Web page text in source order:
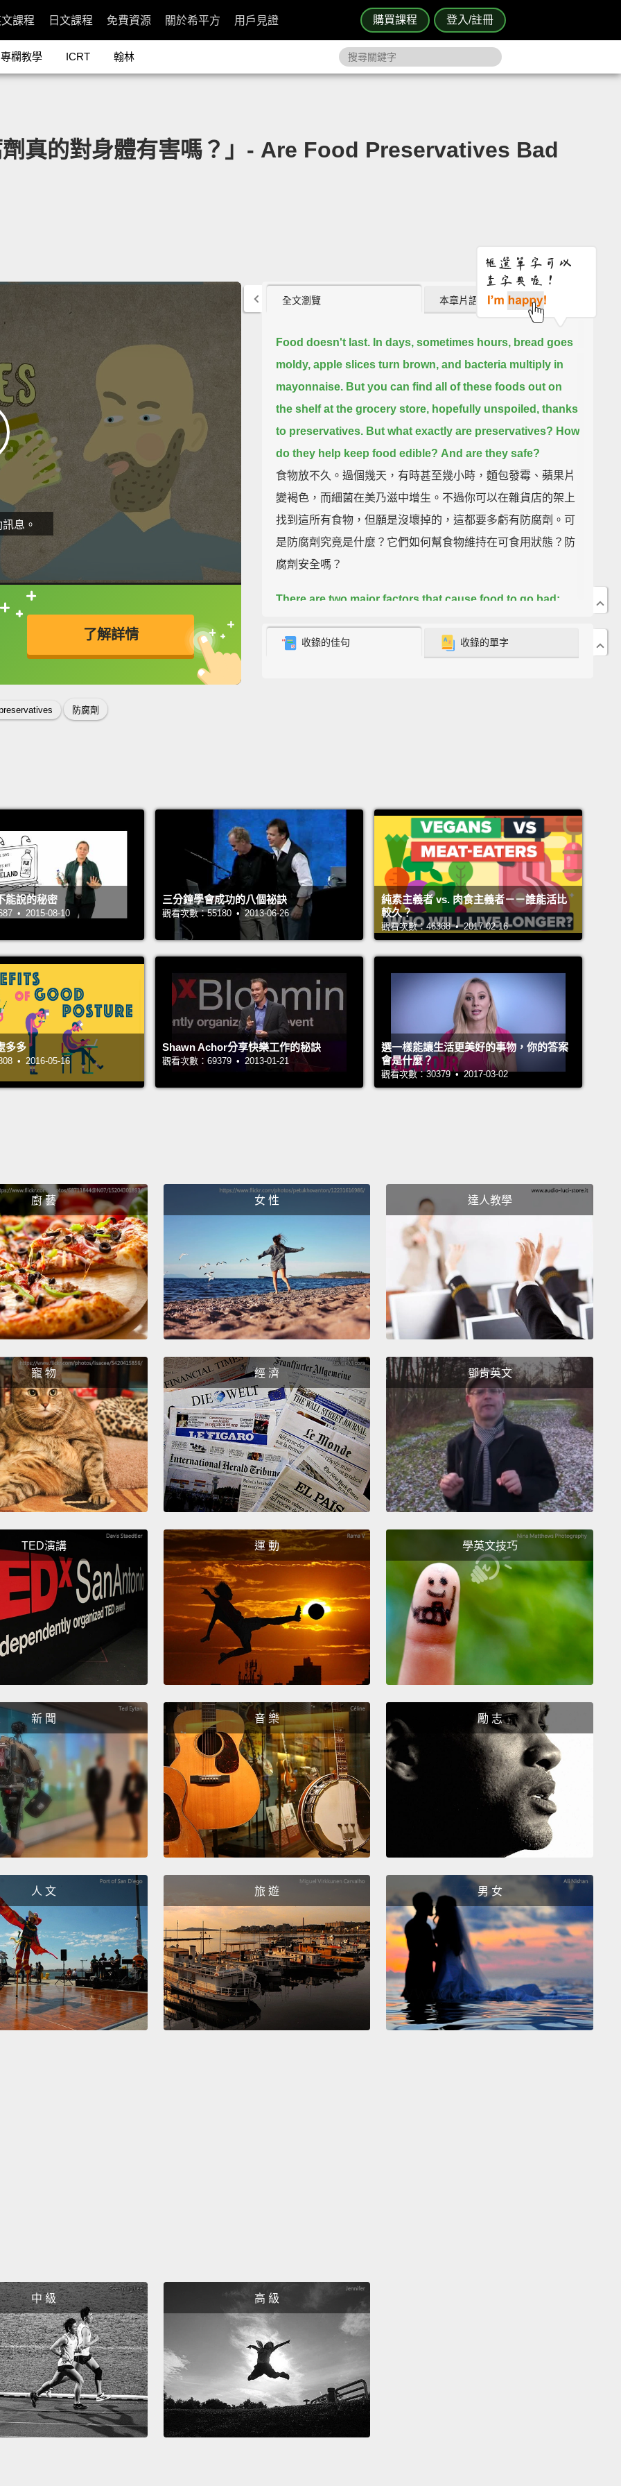
購買課程 登入/註冊
課程 日文課程 免費資源 關於希平方 用戶見證
專欄教學 ICRT 翰林
真的對身體有害嗎？」- Are Food Preservatives Bad
息。
了解詳情
接查字典喔！
英
防腐劑
全文瀏覽 本章片語 (10)
Food doesn't last. In days, sometimes hours, bread goes
moldy, apple slices turn brown, and bacteria multiply in
mayonnaise. But you can find all of these foods out on
the shelf at the grocery store, hopefully unspoiled, thanks
to preservatives. But what exactly are preservatives? How
do they help keep food edible? And are they safe?
食物放不久。過個幾天，有時甚至幾小時，麵包發霉、蘋果片
變褐色，而細菌在美乃滋中增生。不過你可以在雜貨店的架上
找到這所有食物，但願是沒壞掉的，這都要多虧有防腐劑。可
是防腐劑究竟是什麼？它們如何幫食物維持在可食用狀態？防
腐劑安全嗎？
There are two major factors that cause food to go bad:
invade food and feed off its nutrients. Some of these can
真菌那類微生物入侵食物並靠裡面的養分繁殖。這其中一些微
生物會引發疾病，像是李斯特菌和肉毒桿菌中毒。其它則只會
把可食用的食物變成難聞、黏糊糊又長滿霉菌的噁心東西。同
時，氧化作用是酵素或自由基在食物分子中引起的一種化學變
化，那會讓脂肪臭酸還會讓農產品變褐色，例如蘋果和馬鈴
薯。防腐劑可以防止這兩種腐敗現象發生。
bacteria could run rampant in food. So we found ways to
create an inhospitable environment for microbes.
example, making the food more acidic unravels enzymes
that microbes need to survive. And some types of
bacteria can actually help. For thousands of years, people
foods also populate your digestive track with beneficial
在人工冷藏技術出現前，真菌和細菌會在食物中肆虐。於是我
們找尋方法來創造出對微生物不友善的環境。好比說，將食物
用得酸一點會破壞微生物存活所需的酵素。而有些種類的細菌
其實可以發揮作用。數千年來，人們利用生成乳酸的細菌來保
存食物。這種酸將易變質的蔬菜和牛奶變成能存放更久的食
食物也會讓你的消化道充滿好菌。
Many synthetic preservatives are also acids: benzoic acid
in salad dressing, sorbic acid in cheese, and propionic
acid in baked goods.
Are they safe?
Some studies
suggest that benzoates, related to benzoic acid,
contribute to hyperactive behavior. But the results aren't
conclusive. Otherwise, these acids seem to perfectly safe.
許多合成防腐劑也是酸類：沙拉醬中的苯甲酸、起司中的山梨
酸，還有烘焙食品中的丙酸。它們安全嗎？有一些研究指出，
和苯甲酸有關的苯甲酸鹽會造成過動。不過研究結果並非定
論。除此之外，這些酸類似乎十分安全。
Another antimicrobial strategy is to add a lot of sugar, like
in jam, or salt, like in salted meats.
Sugar and salt hold on
to water that microbes need to grow
and actually suck
moisture out of any cells that may be hanging around,
thus destroying them. Of course, too much sugar and salt
can increase your risk of heart disease, diabetes, and
high blood pressure,
so these preservatives are best in
moderation.
其它抗菌策略是添加大量的糖，像果醬，或是鹽，像是醃肉。
糖和鹽會抓住微生物生長所需的水份，並真的將周遭任何細胞
中的水分吸乾，進而將它們摧毀。當然，太多糖和鹽可能會增
加你罹患心臟疾病、糖尿病和高血壓的風險，所以這些防腐劑
Antimicrobial nitrates and nitrites, often found in cured
meats, ward off the bacteria that cause botulism, but they
may cause other health problems.
Some studies linking
cured meats to cancer have suggested that these
preservatives may be the culprit. Meanwhile, antioxidant
有些芳香族化合物是抗氧化劑。將煙燻與鹽一起使用是在冷藏
技術出現前保存肉類的一種有效方法。
For antioxidant activity without a smoky flavor, there are
compounds like BHT and tocopherol,
vitamin E.
Like the compounds in smoke, these sop up
free radicals and stave off rancid flavors that can develop
in foods like oils, cheese, and cereal.
收錄的佳句 收錄的單字
能說的秘密
• 2015-08-10
三分鐘學會成功的八個祕訣
觀看次數：55180 • 2013-06-26
純素主義者 vs. 肉食主義者－－誰能活比
較久？
觀看次數：46368 • 2017-02-16
多多
• 2016-05-16
Shawn Achor分享快樂工作的秘訣
觀看次數：69379 • 2013-01-21
選一樣能讓生活更美好的事物，你的答案
會是什麼？
觀看次數：30379 • 2017-03-02
廚 藝 女 性 達人教學
寵 物 經 濟 鄧肯英文
TED演講 運 動 學英文技巧
新 聞 音 樂 勵 志
人 文 旅 遊 男 女
中 級 高 級